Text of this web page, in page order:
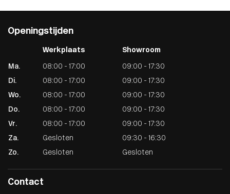
Openingstijden
Werkplaats Showroom
Ma. 08:00 - 17:00
09:00 - 17:30
Di.
08:00 - 17:00
09:00 - 17:30
Wo.
08:00 - 17:00
09:00 - 17:30
Do.
08:00 - 17:00
09:00 - 17:30
Vr.
08:00 - 17:00
09:00 - 17:30
Za.
Gesloten
09:30 - 16:30
Zo.
Gesloten Gesloten
Contact